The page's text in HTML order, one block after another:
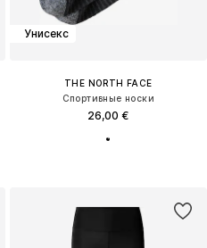
Унисекс
THE NORTH FACE
Спортивные носки
26,00 €